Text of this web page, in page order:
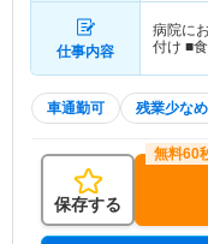
仕事内容
病院に
付け ■
車通勤可 残業少なめ
保存する